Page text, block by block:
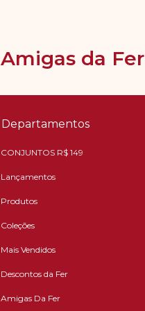
Amigas da Fer
Departamentos
CONJUNTOS R$ 149
Lançamentos
Produtos
Coleções
Mais Vendidos
Descontos da Fer
Amigas Da Fer